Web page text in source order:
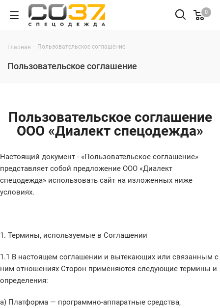
0
Главная - Пользовательское соглашение
Пользовательское соглашение
Пользовательское соглашение
ООО «Диалект спецодежда»
Настоящий документ - «Пользовательское соглашение»
представляет собой предложение ООО «Диалект
спецодежда» использовать сайт на изложенных ниже
условиях.
1. Термины, используемые в Соглашении
1.1 В настоящем соглашении и вытекающих или связанным с
ним отношениях Сторон применяются следующие термины и
определения:
а) Платформа — программно-аппаратные средства,